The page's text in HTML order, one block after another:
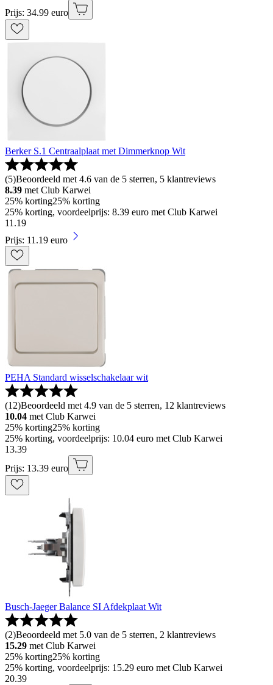
Prijs: 34.99 euro
Berker S.1 Centraalplaat met Dimmerknop Wit
(5)Beoordeeld met 4.6 van de 5 sterren, 5 klantreviews
8.39 met Club Karwei
25% korting25% korting
25% korting, voordeelprijs: 8.39 euro met Club Karwei
11 .19
Prijs: 11.19 euro
PEHA Standard wisselschakelaar wit
(12)Beoordeeld met 4.9 van de 5 sterren, 12 klantreviews
10.04 met Club Karwei
25% korting25% korting
25% korting, voordeelprijs: 10.04 euro met Club Karwei
13.39
Prijs: 13.39 euro
Busch-Jaeger Balance SI Afdekplaat Wit
(2)Beoordeeld met 5.0 van de 5 sterren, 2 klantreviews
15.29 met Club Karwei
25% korting25% korting
25% korting, voordeelprijs: 15.29 euro met Club Karwei
20.39